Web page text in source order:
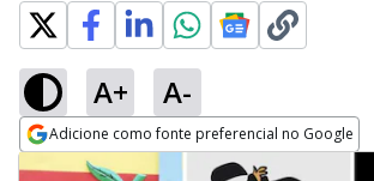
A+ A-
Adicione como fonte preferencial no Google
Opens in new window